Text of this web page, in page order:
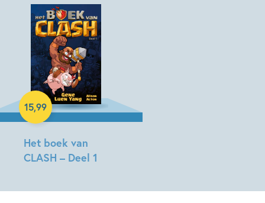
Het boek van
CLASH – Deel 1
Luen
15,99
Hardcover